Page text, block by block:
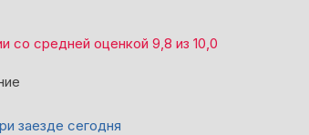
со средней оценкой 9,8 из 10,0
заезде сегодня